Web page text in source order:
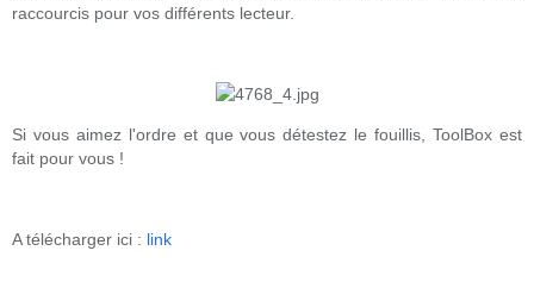
raccourcis pour vos différents lecteur.
Si vous aimez l'ordre et que vous détestez le fouillis, ToolBox est
fait pour vous !
A télécharger ici : link